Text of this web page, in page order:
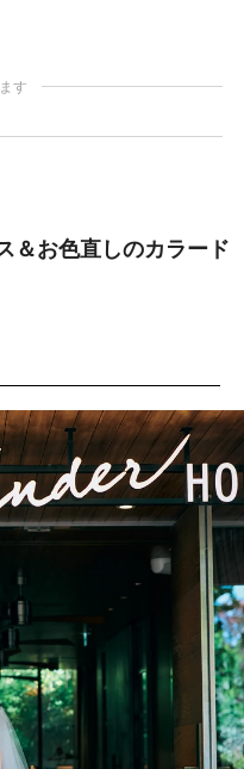
す
＆お色直しのカラード